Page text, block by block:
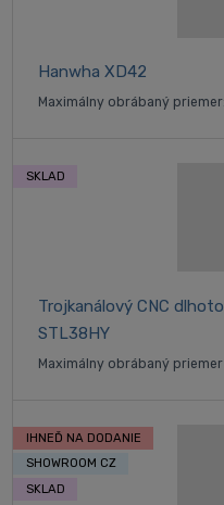
Hanwha XD42
Maximálny obrábaný
Trojkanálový CNC
STL38HY
Maximálny obrábaný
SKLAD
IHNEĎ NA DODANIE
SHOWROOM CZ
SKLAD